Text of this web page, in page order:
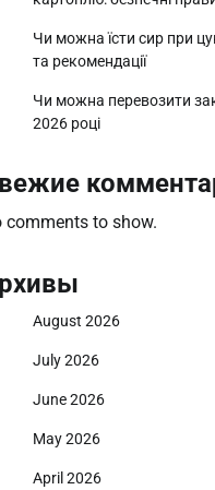
Чи можна їсти сир при
та рекомендації
Чи можна перевозити
2026 році
comments to show.
August 2026
July 2026
June 2026
May 2026
April 2026